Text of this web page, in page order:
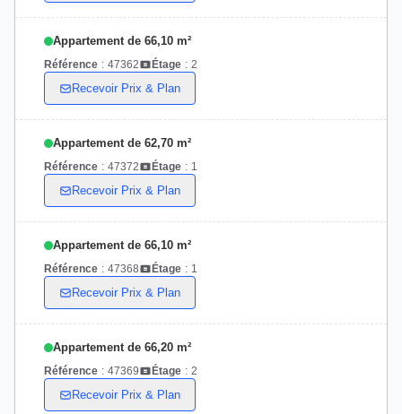
Appartement de 66,10 m²
Référence : 47362 Étage : 2
Recevoir Prix & Plan
Appartement de 62,70 m²
Référence : 47372 Étage : 1
Recevoir Prix & Plan
Appartement de 66,10 m²
Référence : 47368 Étage : 1
Recevoir Prix & Plan
Appartement de 66,20 m²
Référence : 47369 Étage : 2
Recevoir Prix & Plan